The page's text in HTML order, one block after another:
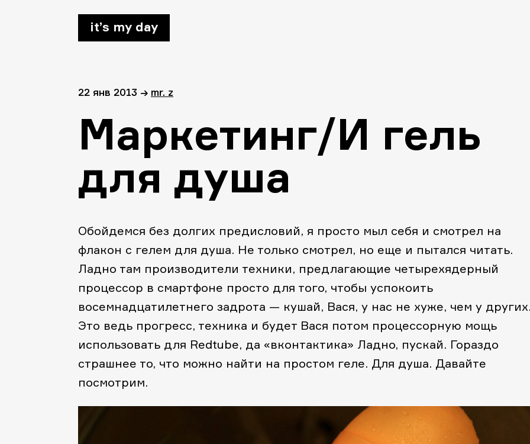
it’s my day
22 янв 2013 → mr. z
Маркетинг/И гель
для душа
Обойдемся без долгих предисловий, я просто мыл себя и смотрел на
флакон с гелем для душа. Не только смотрел, но еще и пытался читать.
Ладно там производители техники, предлагающие четырехядерный
процессор в смартфоне просто для того, чтобы успокоить
восемнадцатилетнего задрота — кушай, Вася, у нас не хуже, чем у
Это ведь прогресс, техника и будет Вася потом процессорную мощь
использовать для Redtube, да «вконтактика» Ладно, пускай. Гораздо
страшнее то, что можно найти на простом геле. Для душа. Давайте
посмотрим.